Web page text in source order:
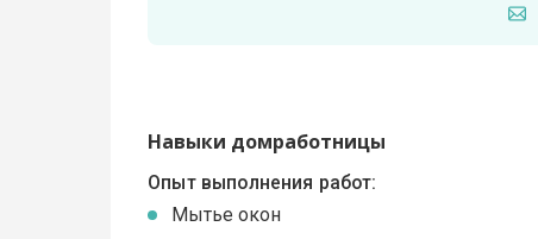
Навыки домработницы
Опыт выполнения работ:
Мытье окон